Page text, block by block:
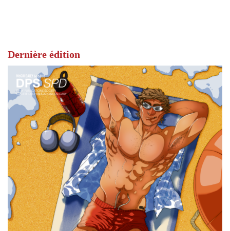
Dernière édition